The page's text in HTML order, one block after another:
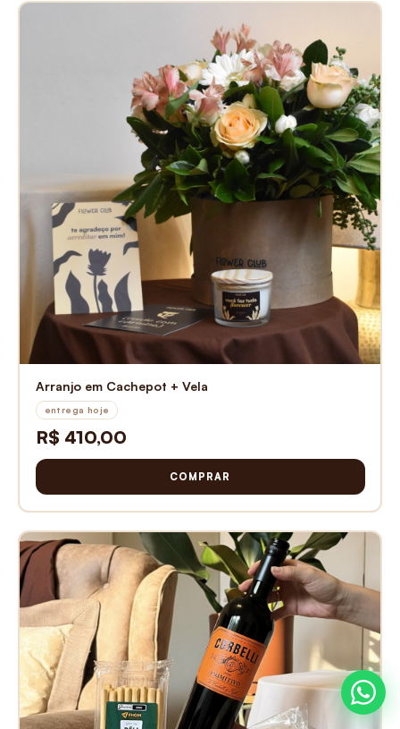
Arranjo em Cachepot + Vela
entrega hoje
R$ 410,00
COMPRAR